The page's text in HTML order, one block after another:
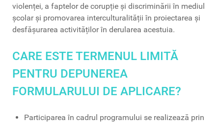
violenței, a faptelor de corupție şi discriminării în mediul
școlar şi promovarea interculturalității în proiectarea și
desfășurarea activităților în derularea acestuia.
CARE ESTE TERMENUL LIMITĂ
PENTRU DEPUNEREA
FORMULARULUI DE APLICARE?
Participarea în cadrul programului se realizează prin